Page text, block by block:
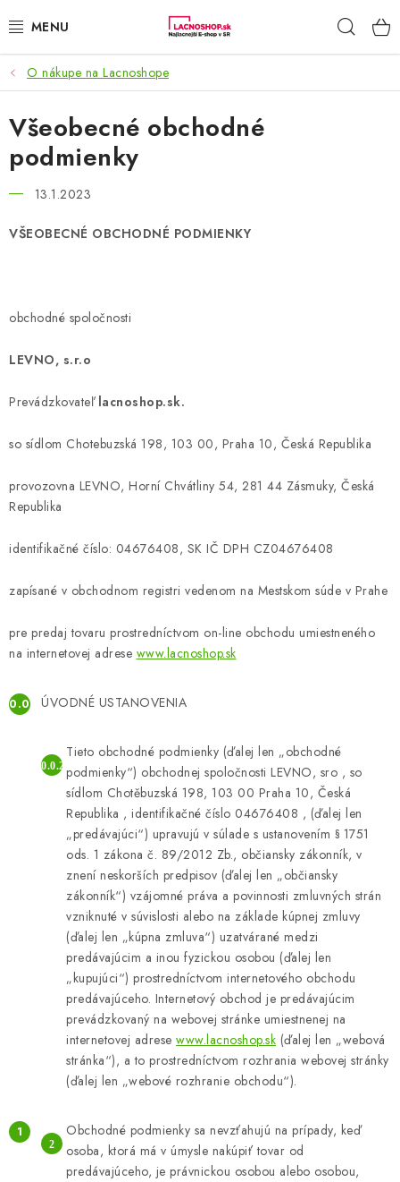
na
NAŠE AKCIE!
NAŠE NOVINKY!
POTRAVINY
ELEKTRO
ZÁHRADA
OBLEČENIE A MÓDA
TOTÁLNA LIKVIDÁCIA
CHOVATEĽSKÉ POTREBY
ŠPORT A OUTDOOR
DROGÉRIA A KOZMETIKA
PRE DETI
K ZALISTOVÁNÍ NEBO VYMAZÁNÍ
BEZ ZÁSOBY, K VYŘAZENÍ (VČ. XD)
OBLEČENÍ A MÓDA
DROGERIE A KOSMETIKA
DÍLNA A STAVBA
DIELŇA A STAVBA
ZÁBAVA A KNIHY
LETNÝ VÝPREDAJ
O nákupe na Lacnoshope
Všeobecné obchodné
podmienky
13.1.2023
VŠEOBECNÉ OBCHODNÉ PODMIENKY
obchodné spoločnosti
LEVNO, s.r.o
Prevádzkovateľ lacnoshop.sk.
so sídlom Chotebuzská 198, 103 00, Praha 10, Česká Republika
provozovna LEVNO, Horní Chvátliny 54, 281 44 Zásmuky, Česká
Republika
identifikačné číslo: 04676408, SK IČ DPH CZ04676408
zapísané v obchodnom registri vedenom na Mestskom súde v Prahe
pre predaj tovaru prostredníctvom on-line obchodu umiestneného
na internetovej adrese www.lacnoshop.sk
ÚVODNÉ USTANOVENIA
Tieto obchodné podmienky (ďalej len „obchodné
podmienky“) obchodnej spoločnosti LEVNO, sro , so
sídlom Chotěbuzská 198, 103 00 Praha 10, Česká
Republika , identifikačné číslo 04676408 , (ďalej len
„predávajúci“) upravujú v súlade s ustanovením § 1751
ods. 1 zákona č. 89/2012 Zb., občiansky zákonník, v
znení neskorších predpisov (ďalej len „občiansky
zákonník“) vzájomné práva a povinnosti zmluvných strán
vzniknuté v súvislosti alebo na základe kúpnej zmluvy
(ďalej len „kúpna zmluva“) uzatvárané medzi
predávajúcim a inou fyzickou osobou (ďalej len
„kupujúci“) prostredníctvom internetového obchodu
predávajúceho. Internetový obchod je predávajúcim
prevádzkovaný na webovej stránke umiestnenej na
internetovej adrese www.lacnoshop.sk (ďalej len „webová
stránka“), a to prostredníctvom rozhrania webovej stránky
(ďalej len „webové rozhranie obchodu“).
Obchodné podmienky sa nevzťahujú na prípady, keď
osoba, ktorá má v úmysle nakúpiť tovar od
predávajúceho, je právnickou osobou alebo osobou,